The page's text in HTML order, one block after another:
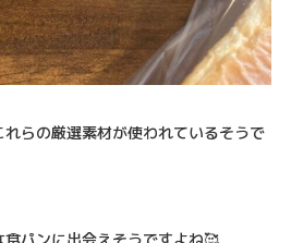
れらの厳選素材が使われているそうで